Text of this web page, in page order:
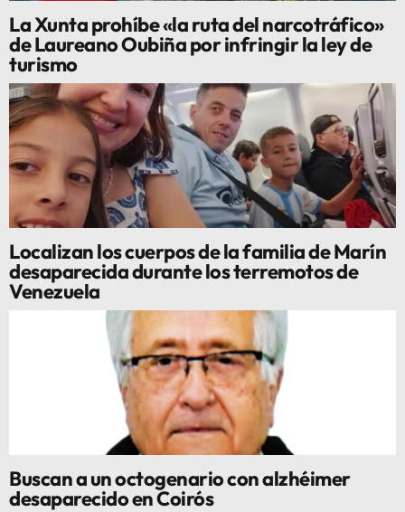
La Xunta prohíbe «la ruta del narcotráfico»
de Laureano Oubiña por infringir la ley de
turismo
Localizan los cuerpos de la familia de Marín
desaparecida durante los terremotos de
Venezuela
Buscan a un octogenario con alzhéimer
desaparecido en Coirós